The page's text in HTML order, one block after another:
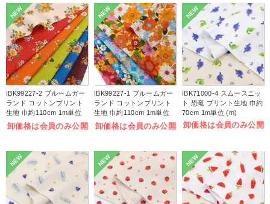
NEW
IBK99227-2 ブルームガー
ランド コットンプリント
生地 巾約110cm 1m単位
(m)
卸価格は会員のみ公開
NEW
IBK99227-1 ブルームガー
ランド コットンプリント
生地 巾約110cm 1m単位
(m)
卸価格は会員のみ公開
NEW
IBK71000-4 スムースニッ
ト 恐竜 プリント生地 巾約
70cm 1m単位 (m)
卸価格は会員のみ公開
NEW NEW NEW